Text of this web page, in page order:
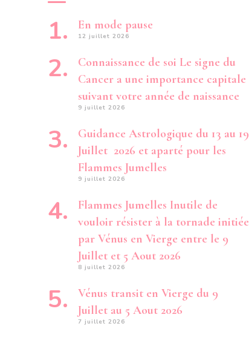
En mode pause
12 juillet 2026
Connaissance de soi Le signe du
Cancer a une importance capitale
suivant votre année de naissance
9 juillet 2026
Guidance Astrologique du 13 au 19
Juillet 2026 et aparté pour les
Flammes Jumelles
9 juillet 2026
Flammes Jumelles Inutile de
vouloir résister à la tornade initiée
par Vénus en Vierge entre le 9
Juillet et 5 Aout 2026
8 juillet 2026
Vénus transit en Vierge du 9
Juillet au 5 Aout 2026
7 juillet 2026